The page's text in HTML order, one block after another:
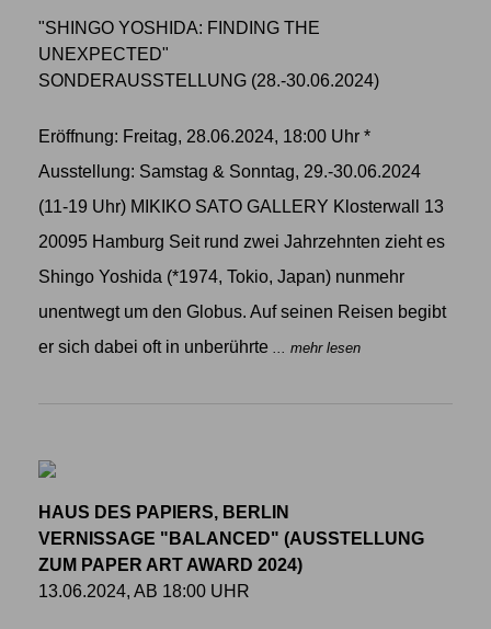
"SHINGO YOSHIDA: FINDING THE
UNEXPECTED"
SONDERAUSSTELLUNG (28.-30.06.2024)
Eröffnung: Freitag, 28.06.2024, 18:00 Uhr *
Ausstellung: Samstag & Sonntag, 29.-30.06.2024
(11-19 Uhr) MIKIKO SATO GALLERY Klosterwall 13
20095 Hamburg Seit rund zwei Jahrzehnten zieht es
Shingo Yoshida (*1974, Tokio, Japan) nunmehr
unentwegt um den Globus. Auf seinen Reisen begibt
er sich dabei oft in unberührte ... mehr lesen
HAUS DES PAPIERS, BERLIN
VERNISSAGE "BALANCED" (AUSSTELLUNG
ZUM PAPER ART AWARD 2024)
13.06.2024, AB 18:00 UHR